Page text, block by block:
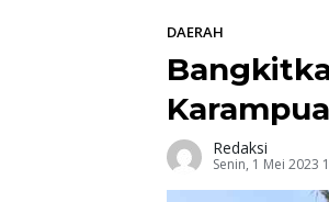
DAERAH
Redaksi
Senin, 1 Mei 2023